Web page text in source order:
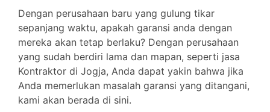
Dengan perusahaan baru yang gulung tikar
sepanjang waktu, apakah garansi anda dengan
mereka akan tetap berlaku? Dengan perusahaan
yang sudah berdiri lama dan mapan, seperti jasa
Kontraktor di Jogja, Anda dapat yakin bahwa jika
Anda memerlukan masalah garansi yang ditangani,
kami akan berada di sini.